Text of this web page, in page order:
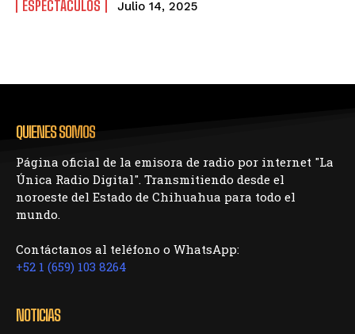
ESPECTÁCULOS Julio 14, 2025
QUIENES SOMOS
Página oficial de la emisora de radio por internet "La
Única Radio Digital". Transmitiendo desde el
noroeste del Estado de Chihuahua para todo el
mundo.
Contáctanos al teléfono o WhatsApp:
+52 1 (659) 103 8264
NOTICIAS